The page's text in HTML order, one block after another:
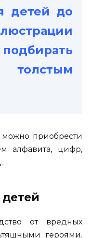
детей до
толстым
приобрести
алфавита, цифр,
от вредных
героями.